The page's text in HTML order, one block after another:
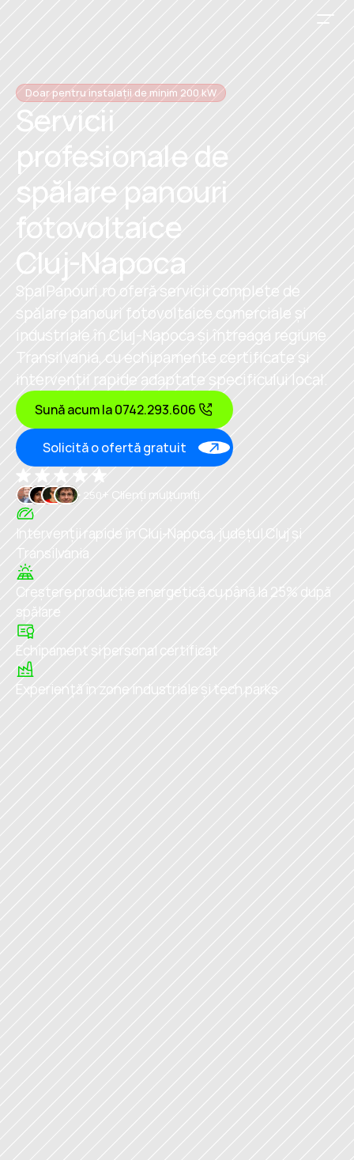
Doar pentru instalații de minim 200 kW
Servicii
profesionale de
spălare panouri
fotovoltaice
Cluj-Napoca
SpalPanouri.ro oferă servicii complete de
spălare panouri fotovoltaice comerciale și
industriale în Cluj-Napoca și întreaga regiune
Transilvania, cu echipamente certificate și
intervenții rapide adaptate specificului local.
Sună acum la 0742.293.606
Solicită o ofertă gratuit
250 + Clienți mulțumiți
Intervenții rapide în Cluj-Napoca, județul Cluj și
Transilvania
Creștere producție energetică cu până la 25% după
spălare
Echipament si personal certificat
Experiență în zone industriale și tech parks